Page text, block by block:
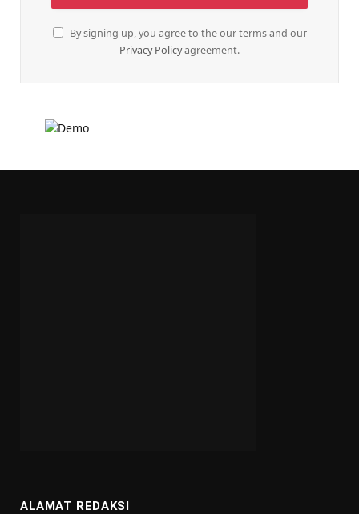
By signing up, you agree to the our terms and our
Privacy Policyagreement.
ALAMAT REDAKSI